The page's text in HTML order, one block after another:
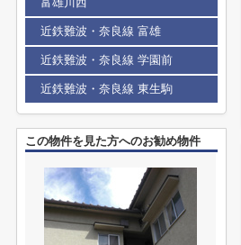
近鉄難波・奈良線 富雄
近鉄難波・奈良線 学園前
近鉄難波・奈良線 東生駒
この物件を見た方へのお勧め物件